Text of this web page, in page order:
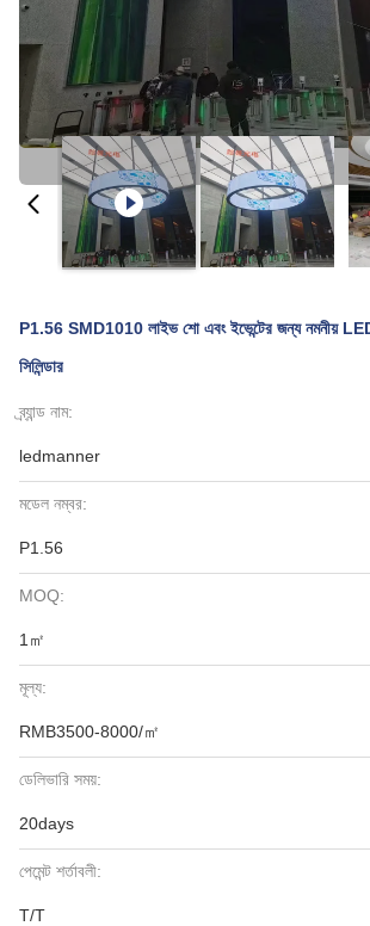
P1.56 SMD1010 লাইভ শো এবং ইভেন্টের জন্য নমনীয় LED
সিলিন্ডার
ব্র্যান্ড নাম:
ledmanner
মডেল নম্বর:
P1.56
MOQ:
1㎡
মূল্য:
RMB3500-8000/㎡
ডেলিভারি সময়:
20days
পেমেন্ট শর্তাবলী:
T/T